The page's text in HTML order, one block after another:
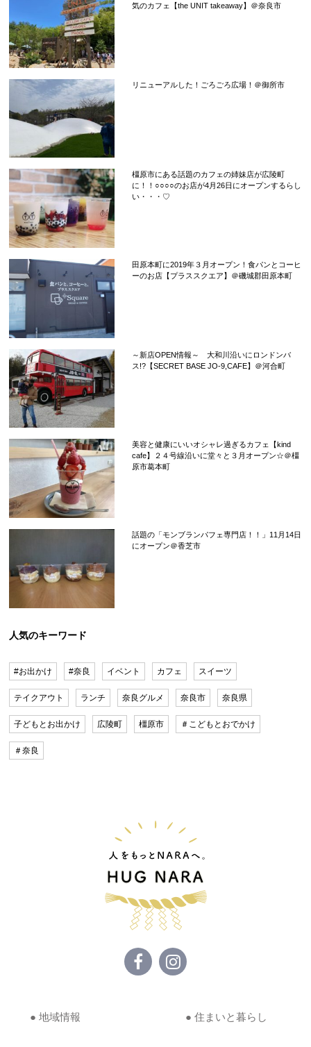
気のカフェ【the UNIT takeaway】＠奈良市
リニューアルした！ごろごろ広場！＠御所市
橿原市にある話題のカフェの姉妹店が広陵町
に！！○○○○のお店が4月26日にオープンするらし
い・・・♡
田原本町に2019年３月オープン！食パンとコーヒ
ーのお店【プラススクエア】＠磯城郡田原本町
～新店OPEN情報～ 大和川沿いにロンドンバ
ス!?【SECRET BASE JO-9,CAFE】＠河合町
美容と健康にいいオシャレ過ぎるカフェ【kind
cafe】２４号線沿いに堂々と３月オープン☆＠橿
原市葛本町
話題の「モンブランパフェ専門店！！」11月14日
にオープン＠香芝市
人気のキーワード
#お出かけ #奈良 イベント カフェ スイーツ
テイクアウト ランチ 奈良グルメ 奈良市 奈良県
子どもとお出かけ 広陵町 橿原市 ＃こどもとおでかけ
＃奈良
● 地域情報 ● 住まいと暮らし